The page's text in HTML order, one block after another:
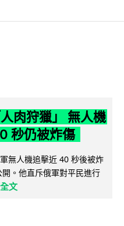
肉狩獵」 無人機
秒仍被炸傷
無人機追擊近 40 秒後被炸
。他直斥俄軍對平民進行
文